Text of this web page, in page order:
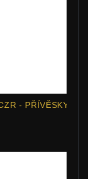
- PŘÍVĚSKY